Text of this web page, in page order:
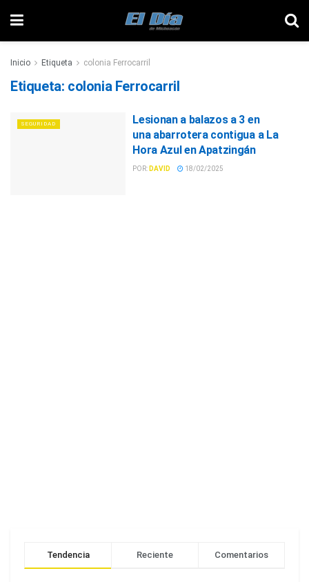
Inicio Etiqueta colonia Ferrocarril
Etiqueta: colonia Ferrocarril
SEGURIDAD
Lesionan a balazos a 3 en
una abarrotera contigua a La
Hora Azul en Apatzingán
POR: DAVID 18/02/2025
Tendencia Reciente Comentarios